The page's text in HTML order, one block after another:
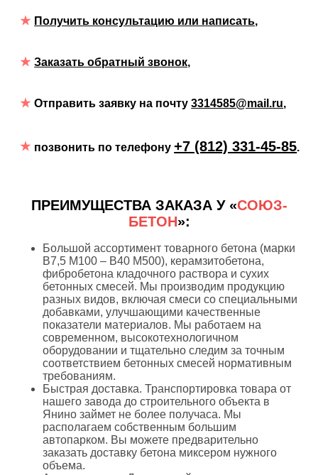
Получить консультацию или написать,
Заказать обратный звонок,
Отправить заявку на почту3314585@mail.ru,
позвонить по телефону+7 (812) 331-45-85.
ПРЕИМУЩЕСТВА ЗАКАЗА У «СОЮЗ-
БЕТОН»:
Большой ассортимент товарного бетона (марки
В7,5 М100 – В40 М500), керамзитобетона,
фибробетона кладочного раствора и сухих
бетонных смесей. Мы производим продукцию
разных видов, включая смеси со специальными
добавками, улучшающими качественные
показатели материалов. Мы работаем на
современном, высокотехнологичном
оборудовании и тщательно следим за точным
соответствием бетонных смесей нормативным
требованиям.
Быстрая доставка. Транспортировка товара от
нашего завода до строительного объекта в
Янино займет не более получаса. Мы
располагаем собственным большим
автопарком. Вы можете предварительно
заказать доставку бетона миксером нужного
объема.